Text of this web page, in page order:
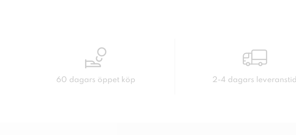
60 dagars öppet köp 2-4 dagars leveranstid